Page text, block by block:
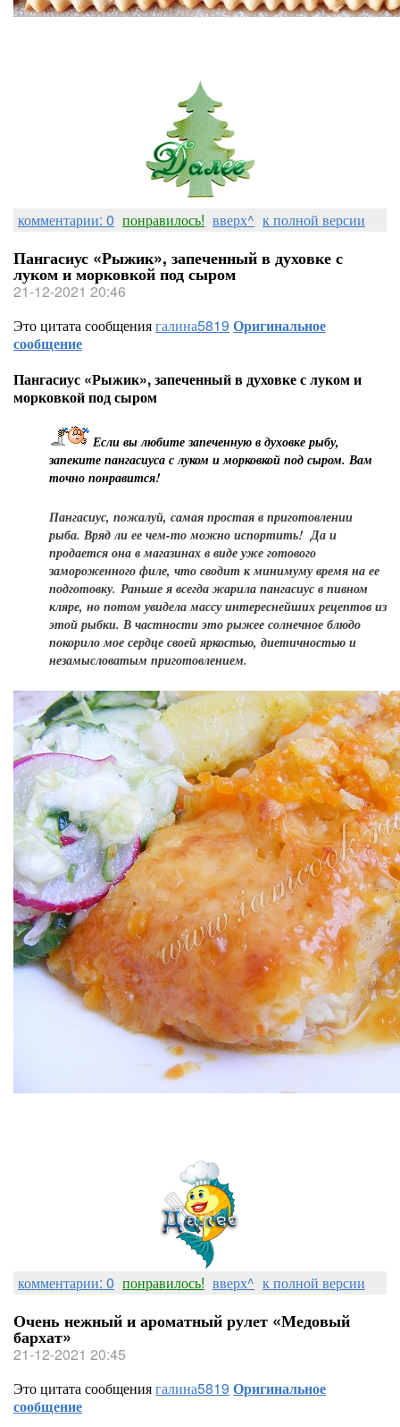
комментарии: 0 понравилось! вверх^ к полной версии
Пангасиус «Рыжик», запеченный в духовке с
луком и морковкой под сыром
21-12-2021 20:46
Это цитата сообщениягалина5819 Оригинальное
сообщение
Пангасиус «Рыжик», запеченный в духовке с луком и
морковкой под сыром
Если вы любите запеченную в духовке рыбу,
запеките пангасиуса с луком и морковкой под сыром. Вам
точно понравится!
Пангасиус, пожалуй, самая простая в приготовлении
рыба. Вряд ли ее чем-то можно испортить! Да и
продается она в магазинах в виде уже готового
замороженного филе, что сводит к минимуму время на ее
подготовку. Раньше я всегда жарила пангасиус в пивном
кляре, но потом увидела массу интереснейших рецептов из
этой рыбки. В частности это рыжее солнечное блюдо
покорило мое сердце своей яркостью, диетичностью и
незамысловатым приготовлением.
комментарии: 0 понравилось! вверх^ к полной версии
Очень нежный и ароматный рулет «Медовый
бархат»
21-12-2021 20:45
Это цитата сообщениягалина5819 Оригинальное
сообщение